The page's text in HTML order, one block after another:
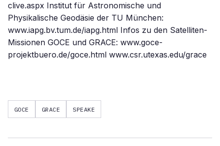
clive.aspx Institut für Astronomische und
Physikalische Geodäsie der TU München:
www.iapg.bv.tum.de/iapg.html Infos zu den Satelliten-
Missionen GOCE und GRACE: www.goce-
projektbuero.de/goce.html www.csr.utexas.edu/grace
GOCE GRACE SPEAKE